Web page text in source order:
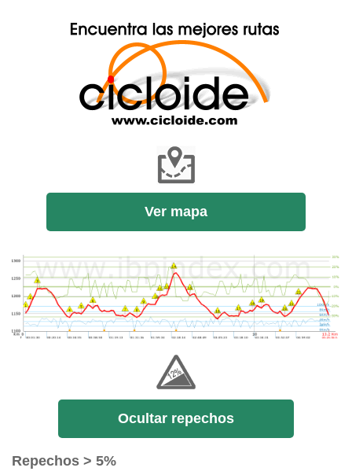
Ver mapa
Ocultar repechos
Repechos > 5%